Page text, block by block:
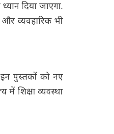
दिया जाएगा.
और व्यवहारिक भी
पुस्तकों को नए
शिक्षा व्यवस्था